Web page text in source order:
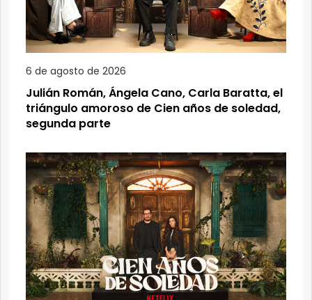
6 de agosto de 2026
Julián Román, Ángela Cano, Carla Baratta, el
triángulo amoroso de Cien años de soledad,
segunda parte